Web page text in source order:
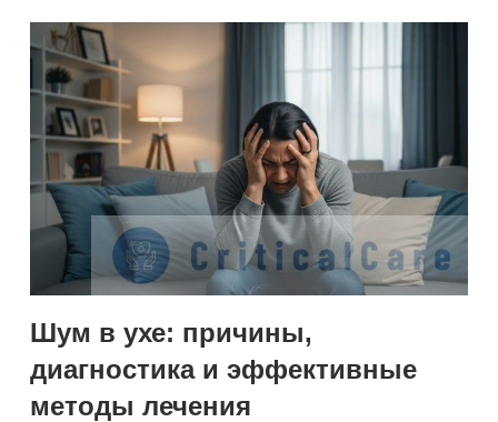
Шум в ухе: причины,
диагностика и эффективные
методы лечения